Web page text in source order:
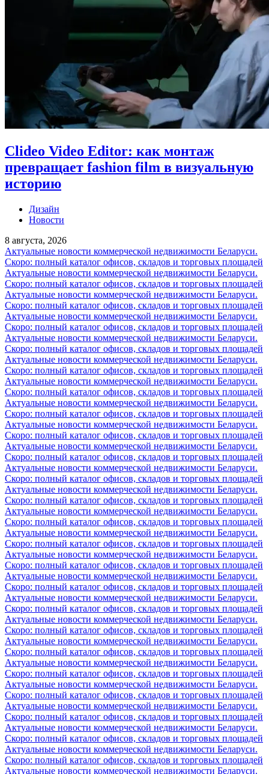
Clideo Video Editor: как монтаж
превращает fashion film в визуальную
историю
Дизайн
Новости
8 августа, 2026
Актуальные новости коммерческой недвижимости Беларуси.
Скоро: полный каталог офисов, складов и торговых площадей
Актуальные новости коммерческой недвижимости Беларуси.
Скоро: полный каталог офисов, складов и торговых площадей
Актуальные новости коммерческой недвижимости Беларуси.
Скоро: полный каталог офисов, складов и торговых площадей
Актуальные новости коммерческой недвижимости Беларуси.
Скоро: полный каталог офисов, складов и торговых площадей
Актуальные новости коммерческой недвижимости Беларуси.
Скоро: полный каталог офисов, складов и торговых площадей
Актуальные новости коммерческой недвижимости Беларуси.
Скоро: полный каталог офисов, складов и торговых площадей
Актуальные новости коммерческой недвижимости Беларуси.
Скоро: полный каталог офисов, складов и торговых площадей
Актуальные новости коммерческой недвижимости Беларуси.
Скоро: полный каталог офисов, складов и торговых площадей
Актуальные новости коммерческой недвижимости Беларуси.
Скоро: полный каталог офисов, складов и торговых площадей
Актуальные новости коммерческой недвижимости Беларуси.
Скоро: полный каталог офисов, складов и торговых площадей
Актуальные новости коммерческой недвижимости Беларуси.
Скоро: полный каталог офисов, складов и торговых площадей
Актуальные новости коммерческой недвижимости Беларуси.
Скоро: полный каталог офисов, складов и торговых площадей
Актуальные новости коммерческой недвижимости Беларуси.
Скоро: полный каталог офисов, складов и торговых площадей
Актуальные новости коммерческой недвижимости Беларуси.
Скоро: полный каталог офисов, складов и торговых площадей
Актуальные новости коммерческой недвижимости Беларуси.
Скоро: полный каталог офисов, складов и торговых площадей
Актуальные новости коммерческой недвижимости Беларуси.
Скоро: полный каталог офисов, складов и торговых площадей
Актуальные новости коммерческой недвижимости Беларуси.
Скоро: полный каталог офисов, складов и торговых площадей
Актуальные новости коммерческой недвижимости Беларуси.
Скоро: полный каталог офисов, складов и торговых площадей
Актуальные новости коммерческой недвижимости Беларуси.
Скоро: полный каталог офисов, складов и торговых площадей
Актуальные новости коммерческой недвижимости Беларуси.
Скоро: полный каталог офисов, складов и торговых площадей
Актуальные новости коммерческой недвижимости Беларуси.
Скоро: полный каталог офисов, складов и торговых площадей
Актуальные новости коммерческой недвижимости Беларуси.
Скоро: полный каталог офисов, складов и торговых площадей
Актуальные новости коммерческой недвижимости Беларуси.
Скоро: полный каталог офисов, складов и торговых площадей
Актуальные новости коммерческой недвижимости Беларуси.
Скоро: полный каталог офисов, складов и торговых площадей
Актуальные новости коммерческой недвижимости Беларуси.